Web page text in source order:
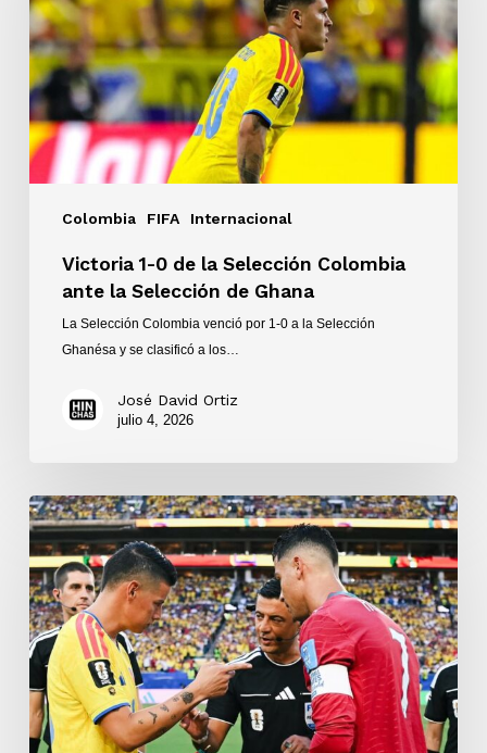
Colombia FIFA Internacional
la
Selección
Colombia
ante
la
Selección
de
Victoria 1-0 de la Selección Colombia
ante la Selección de Ghana
La Selección Colombia venció por 1-0 a la Selección
Ghanésa y se clasificó a los…
José David Ortiz
julio 4, 2026
Colombia
y
Portugal
empataron
0-
0
en
el
Hard
Rock